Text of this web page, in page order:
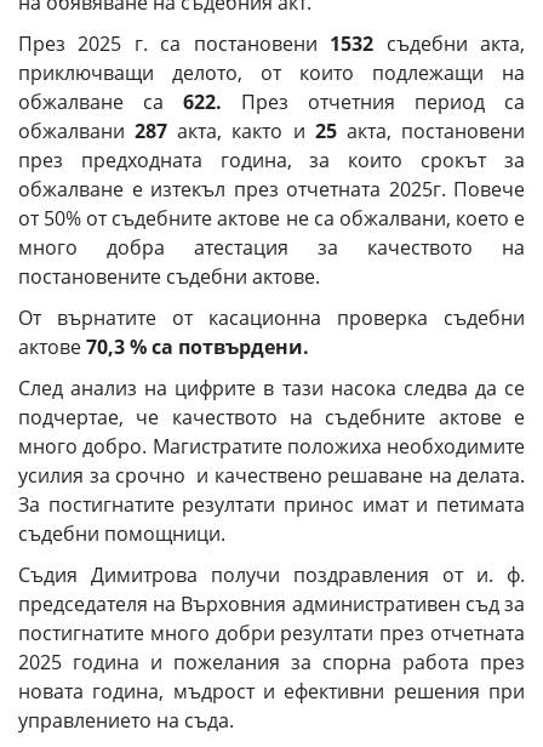
През 2025 г. са постановени 1532 съдебни акта,
приключващи делото, от които подлежащи на
обжалване са 622. През отчетния период са
обжалвани287 акта, както и 25акта, постановени
през предходната година, за които срокът за
обжалване е изтекъл през отчетната 2025г. Повече
от 50% от съдебните актове не са обжалвани, което е
много добра атестация за качеството на
постановените съдебни актове.
От върнатите от касационна проверка съдебни
актове70,3 % са потвърдени.
След анализ на цифрите в тази насока следва да се
подчертае, че качеството на съдебните актове е
много добро. Магистратите положиха необходимите
усилия за срочно и качествено решаване на делата.
За постигнатите резултати принос имат и петимата
съдебни помощници.
Съдия Димитрова получи поздравления от и. ф.
председателя на Върховния административен съд за
постигнатите много добри резултати през отчетната
2025 година и пожелания за спорна работа през
новата година, мъдрост и ефективни решения при
управлението на съда.